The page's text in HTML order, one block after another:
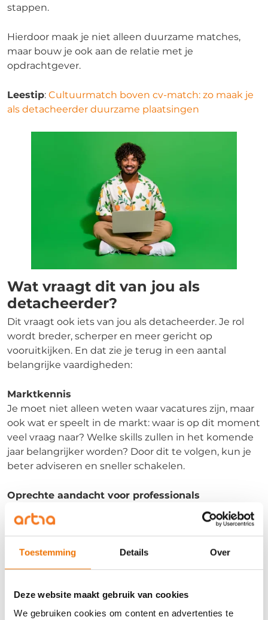
Toestemming Details Over
Deze website maakt gebruik van cookies
We gebruiken cookies om content en advertenties te
stappen.
Hierdoor maak je niet alleen duurzame matches,
maar bouw je ook aan de relatie met je
opdrachtgever.
Leestip: Cultuurmatch boven cv-match: zo maak je
als detacheerder duurzame plaatsingen
Wat vraagt dit van jou als
detacheerder?
Dit vraagt ook iets van jou als detacheerder. Je rol
wordt breder, scherper en meer gericht op
vooruitkijken. En dat zie je terug in een aantal
belangrijke vaardigheden:
Marktkennis
Je moet niet alleen weten waar vacatures zijn, maar
ook wat er speelt in de markt: waar is op dit moment
veel vraag naar? Welke skills zullen in het komende
jaar belangrijker worden? Door dit te volgen, kun je
beter adviseren en sneller schakelen.
Oprechte aandacht voor professionals
Goede detachering draait om ontwikkeling,
begeleiding en perspectief. Ga regelmatig in
gesprek met je medewerkers over hun
ontwikkeling. Waar liggen hun ambities? En hoe
kun jij hen ondersteunen?
Adviesvaardigheden
Jouw gesprekken gaan niet alleen over de